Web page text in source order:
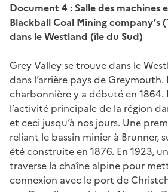
Document 4 : Salle des machines
Blackball Coal Mining company’s
dans le Westland (île du Sud)
Grey Valley se trouve dans le
dans l’arrière pays de Greymouth.
charbonnière y a débuté en 1864.
l’activité principale de la région
et ceci jusqu’à nos jours. Une
reliant le bassin minier à Brunner,
été construite en 1876. En 1923,
traverse la chaîne alpine pour
connexion avec le port de